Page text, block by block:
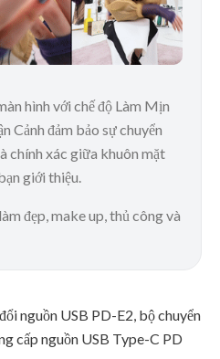
hình với chế độ Làm Mịn
Cảnh đảm bảo sự chuyển
chính xác giữa khuôn mặt
giới thiệu.
đẹp, make up, thủ công và
nguồn USB PD-E2, bộ chuyển
cấp nguồn USB Type-C PD